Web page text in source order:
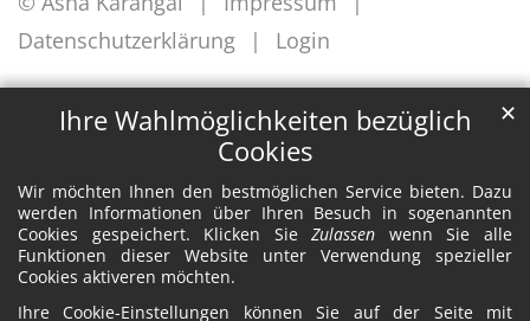
Ihre Wahlmöglichkeiten bezüglich
Cookies
Wir möchten Ihnen den bestmöglichen Service bieten. Dazu
werden Informationen über Ihren Besuch in sogenannten
Cookies gespeichert. Klicken SieZulassen wenn Sie alle
Funktionen dieser Website unter Verwendung spezieller
Cookies aktiveren möchten.
Ihre Cookie-Einstellungen können Sie auf der Seite mit
✕
Datenschutzerklärung
Login